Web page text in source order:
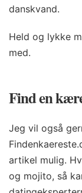
danskvand.
Held og lykke
med.
Find en
Jeg vil også
artikel mulig.
og mojito, så